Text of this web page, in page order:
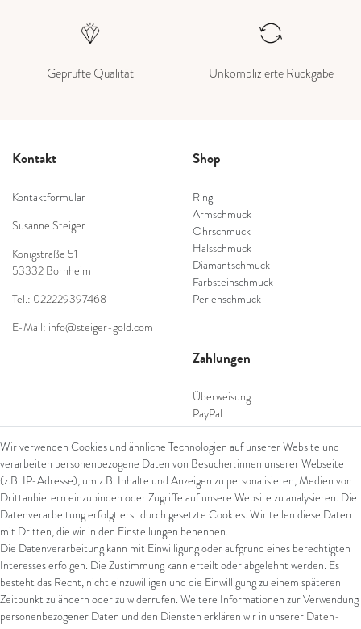
Geprüfte Qualität Unkomplizierte Rückgabe
Kontakt
Kontaktformular
Susanne Steiger
Königstraße 51
53332 Bornheim
Tel.: 022229397468
E-Mail: info@steiger-gold.com
Shop
Ring
Armschmuck
Ohrschmuck
Halsschmuck
Diamantschmuck
Farbsteinschmuck
Perlenschmuck
Zahlungen
Überweisung
PayPal
SEPA Lastschrift
giropay
Kreditkarte
Versand
UPS
FedEx
Wir verwenden Cookies und ähnliche Technologien auf unserer Website und
verarbeiten personenbezogene Daten von Besucher:innen unserer Webseite
(z.B. IP-Adresse), um z.B. Inhalte und Anzeigen zu personalisieren, Medien von
Drittanbietern einzubinden oder Zugriffe auf unsere Website zu analysieren. Die
Datenverarbeitung erfolgt erst durch gesetzte Cookies. Wir teilen diese Daten
mit Dritten, die wir in den Einstellungen benennen.
Die Datenverarbeitung kann mit Einwilligung oder aufgrund eines berechtigten
Interesses erfolgen. Die Zustimmung kann erteilt oder abgelehnt werden. Es
besteht das Recht, nicht einzuwilligen und die Einwilligung zu einem späteren
Zeitpunkt zu ändern oder zu widerrufen. Weitere Informationen zur Verwendung
personenbezogener Daten und den Diensten erklären wir in unserer Daten­